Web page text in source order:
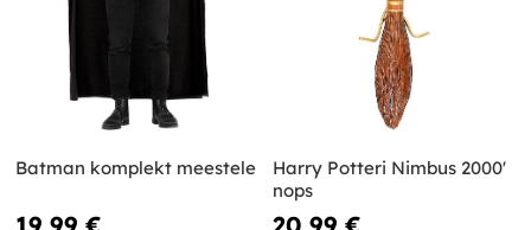
Batman komplekt meestele
Harry Potteri Nimbus 2000'
nops